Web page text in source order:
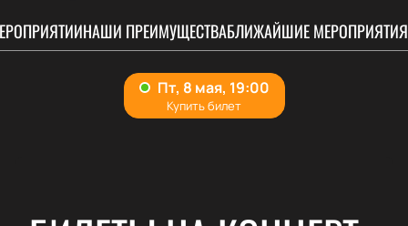
НАШИ ПРЕИМУЩЕСТВАБЛИЖАЙШИЕ МЕРОПРИЯТИЯ